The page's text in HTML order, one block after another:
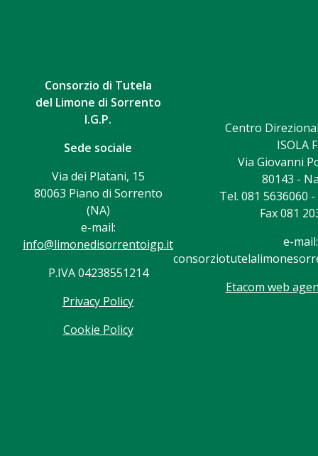
Consorzio di Tutela
del Limone di Sorrento
I.G.P.
Sede sociale
Via dei Platani, 15
80063 Piano di Sorrento
(NA)
e-mail:
info@limonedisorrentoigp.it
P.IVA 04238551214
Privacy Policy
Cookie Policy
Centro
ISOLA
Via Giovanni
80143 -
Tel. 081 5636060
Fax 081
e-mail:
Etacom web